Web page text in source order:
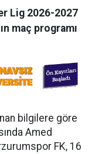
Lig 2026-2027
maç programı
bilgilere göre
Amed
FK, 16